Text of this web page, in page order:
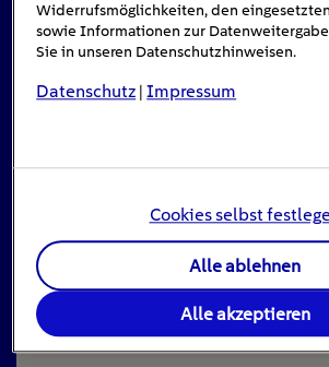
#Solarenergie
Einspeisevergütung für
Anlagen
Widerrufsmöglichkeiten, den
sowie Informationen zur
Sie in unseren Datenschutzhinweisen.
Datenschutz |Impressum
Cookies selbst
Alle ablehnen
Alle akzeptieren